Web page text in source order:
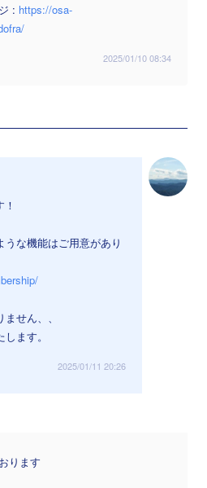
: https://osa-
2025/01/10 08:34
な機能はご用意があり
せん、、
ます。
2025/01/11 20:26
ります